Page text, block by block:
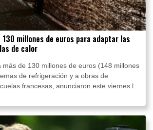
millones de euros para adaptar las
de calor
más de 130 millones de euros (148 millones
de refrigeración y a obras de
francesas, anunciaron este viernes las
públicas, cuando una ola de calor